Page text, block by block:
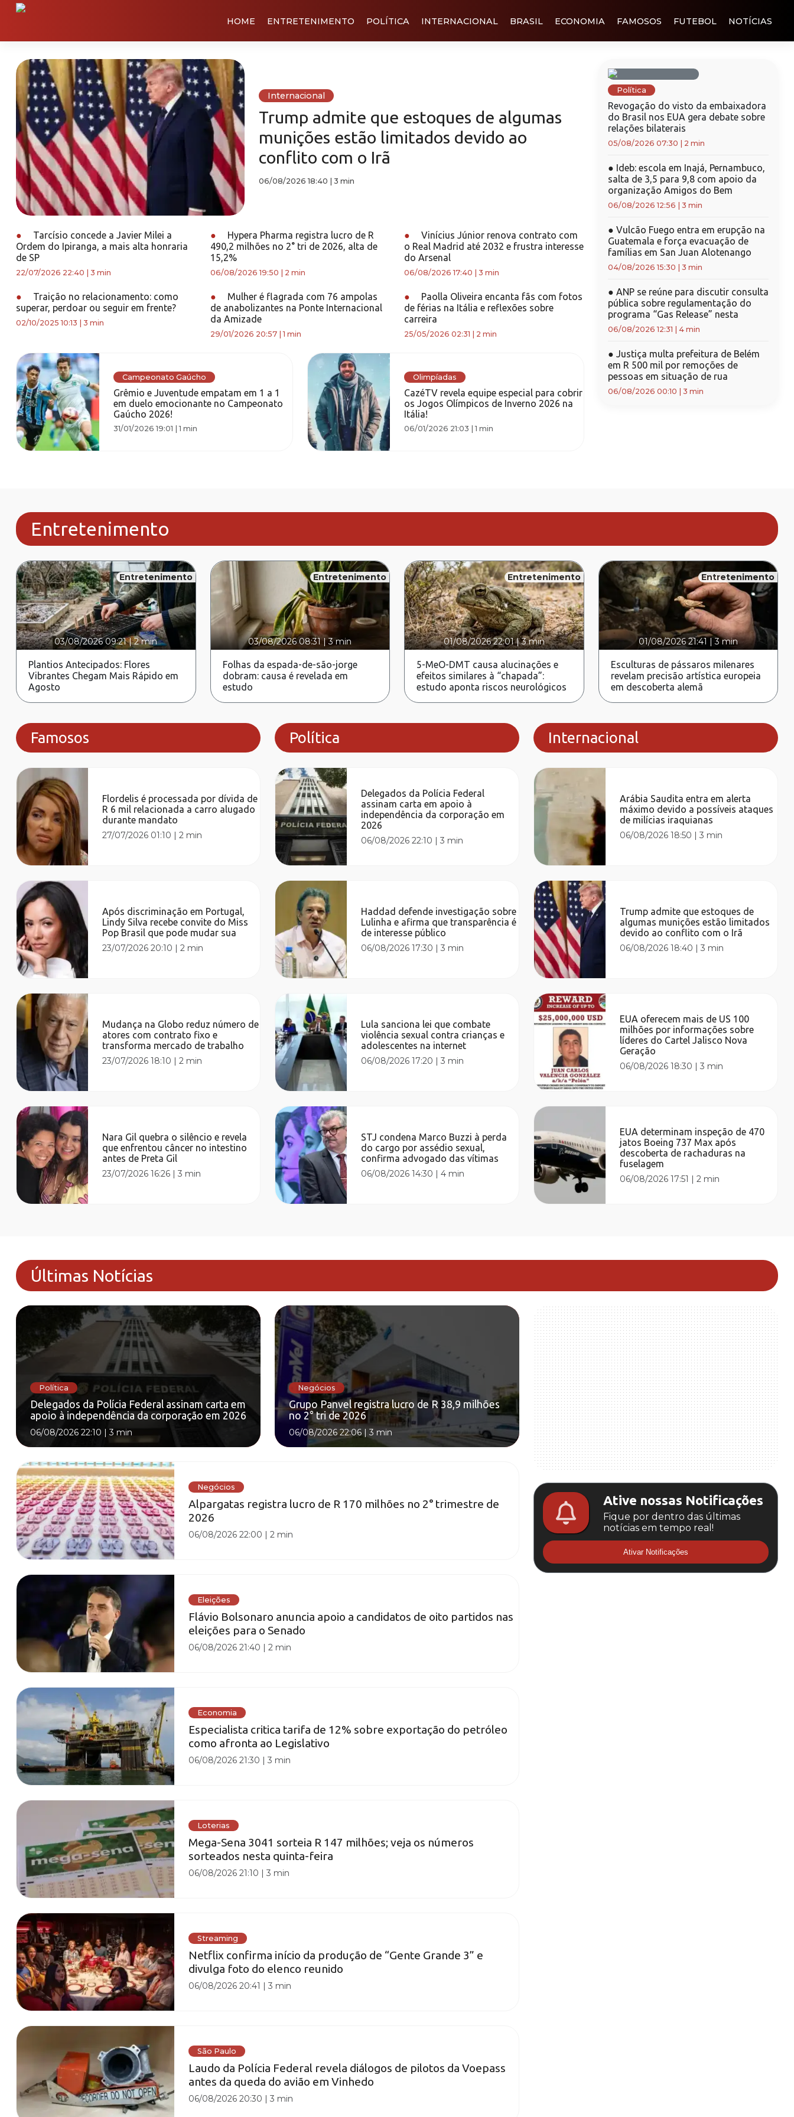
HOME ENTRETENIMENTO POLÍTICA INTERNACIONAL BRASIL ECONOMIA FAMOSOS FUTEBOL NOTÍCIAS
Internacional
Trump admite que estoques de algumas
munições estão limitados devido ao
conflito com o Irã
06/08/2026 18:40 3 min
●
Tarcísio concede a Javier Milei a
Ordem do Ipiranga, a mais alta honraria
de SP
22/07/2026 22:40 3 min
●
Hypera Pharma registra lucro de R
490,2 milhões no 2° tri de 2026, alta de
15,2%
06/08/2026 19:50 2 min
●
Vinícius Júnior renova contrato com
o Real Madrid até 2032 e frustra interesse
do Arsenal
06/08/2026 17:40 3 min
●
Traição no relacionamento: como
superar, perdoar ou seguir em frente?
02/10/2025 10:13 3 min
●
Mulher é flagrada com 76 ampolas
de anabolizantes na Ponte Internacional
da Amizade
29/01/2026 20:57|1 min
●
Paolla Oliveira encanta fãs com fotos
de férias na Itália e reflexões sobre
carreira
25/05/2026 02:31 2 min
Campeonato Gaúcho
Grêmio e Juventude empatam em 1 a 1
em duelo emocionante no Campeonato
Gaúcho 2026!
31/01/2026 19:01 |1 min
Olimpíadas
CazéTV revela equipe especial para cobrir
os Jogos Olímpicos de Inverno 2026 na
Itália!
06/01/2026 21:03 |1 min
Política
Revogação do visto da embaixadora
do Brasil nos EUA gera debate sobre
relações bilaterais
05/08/2026 07:30 2 min
● Ideb: escola em Inajá, Pernambuco,
salta de 3,5 para 9,8 com apoio da
organização Amigos do Bem
06/08/2026 12:56 3 min
● Vulcão Fuego entra em erupção na
Guatemala e força evacuação de
famílias em San Juan Alotenango
04/08/2026 15:30 3 min
● ANP se reúne para discutir consulta
pública sobre regulamentação do
programa “Gas Release” nesta
06/08/2026 12:31 4 min
● Justiça multa prefeitura de Belém
em R 500 mil por remoções de
pessoas em situação de rua
06/08/2026 00:10 3 min
Entretenimento
Entretenimento
03/08/2026 09:21|2 min
Plantios Antecipados: Flores
Vibrantes Chegam Mais Rápido em
Agosto
Entretenimento
03/08/2026 08:31|3 min
Folhas da espada-de-são-jorge
dobram: causa é revelada em
estudo
Entretenimento
01/08/2026 22:01|3 min
5-MeO-DMT causa alucinações e
efeitos similares à “chapada”:
estudo aponta riscos neurológicos
Entretenimento
01/08/2026 21:41 |3 min
Esculturas de pássaros milenares
revelam precisão artística europeia
em descoberta alemã
Famosos
Flordelis é processada por dívida de
R 6 mil relacionada a carro alugado
durante mandato
27/07/2026 01:10 |2 min
Após discriminação em Portugal,
Lindy Silva recebe convite do Miss
Pop Brasil que pode mudar sua
23/07/2026 20:10 |2 min
Mudança na Globo reduz número de
atores com contrato fixo e
transforma mercado de trabalho
23/07/2026 18:10 |2 min
Nara Gil quebra o silêncio e revela
que enfrentou câncer no intestino
antes de Preta Gil
23/07/2026 16:26 |3 min
Política
Delegados da Polícia Federal
assinam carta em apoio à
independência da corporação em
2026
06/08/2026 22:10 |3 min
Haddad defende investigação sobre
Lulinha e afirma que transparência é
de interesse público
06/08/2026 17:30 |3 min
Lula sanciona lei que combate
violência sexual contra crianças e
adolescentes na internet
06/08/2026 17:20 |3 min
STJ condena Marco Buzzi à perda
do cargo por assédio sexual,
confirma advogado das vítimas
06/08/2026 14:30 |4 min
Internacional
Arábia Saudita entra em alerta
máximo devido a possíveis ataques
de milícias iraquianas
06/08/2026 18:50 |3 min
Trump admite que estoques de
algumas munições estão limitados
devido ao conflito com o Irã
06/08/2026 18:40 |3 min
EUA oferecem mais de US 100
milhões por informações sobre
líderes do Cartel Jalisco Nova
Geração
06/08/2026 18:30 |3 min
EUA determinam inspeção de 470
jatos Boeing 737 Max após
descoberta de rachaduras na
fuselagem
06/08/2026 17:51 |2 min
Últimas Notícias
Política
Delegados da Polícia Federal assinam carta em
apoio à independência da corporação em 2026
06/08/2026 22:10 |3 min
Negócios
Grupo Panvel registra lucro de R 38,9 milhões
no 2° tri de 2026
06/08/2026 22:06|3 min
Negócios
Alpargatas registra lucro de R 170 milhões no 2° trimestre de
2026
06/08/2026 22:00 |2 min
Eleições
Flávio Bolsonaro anuncia apoio a candidatos de oito partidos nas
eleições para o Senado
06/08/2026 21:40 |2 min
Economia
Especialista critica tarifa de 12% sobre exportação do petróleo
como afronta ao Legislativo
06/08/2026 21:30 |3 min
Loterias
Mega-Sena 3041 sorteia R 147 milhões; veja os números
sorteados nesta quinta-feira
06/08/2026 21:10 |3 min
Streaming
Netflix confirma início da produção de “Gente Grande 3” e
divulga foto do elenco reunido
06/08/2026 20:41 |3 min
São Paulo
Laudo da Polícia Federal revela diálogos de pilotos da Voepass
antes da queda do avião em Vinhedo
06/08/2026 20:30 |3 min
Ative nossas Notificações
Fique por dentro das últimas
notícias em tempo real!
Ativar Notificações